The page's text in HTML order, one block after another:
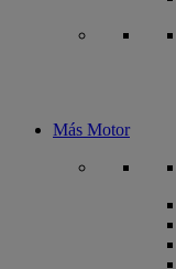
Más Motor